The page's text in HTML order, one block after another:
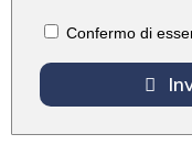
Confermo di